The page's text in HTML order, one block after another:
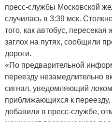
пресс-службы Московской
случилась в 3:39 мск.
того, как автобус,
заглох на путях, сообщили
дороги.
«По предварительной
переезду незамедлительно
сигнал, уведомляющий
приближающихся к переезду,
добавили в пресс-службе,